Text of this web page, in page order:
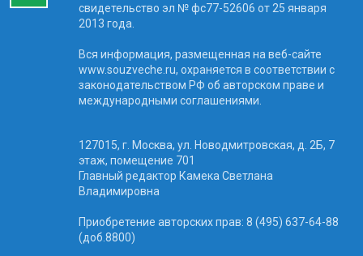
свидетельство эл № фc77-52606 от 25 января
2013 года.
Вся информация, размещенная на веб-сайте
www.souzveche.ru, охраняется в соответствии с
законодательством РФ об авторском праве и
международными соглашениями.
127015, г. Москва, ул. Новодмитровская, д. 2Б, 7
этаж, помещение 701
Главный редактор Камека Светлана
Владимировна
Приобретение авторских прав: 8 (495) 637-64-88
(доб.8800)